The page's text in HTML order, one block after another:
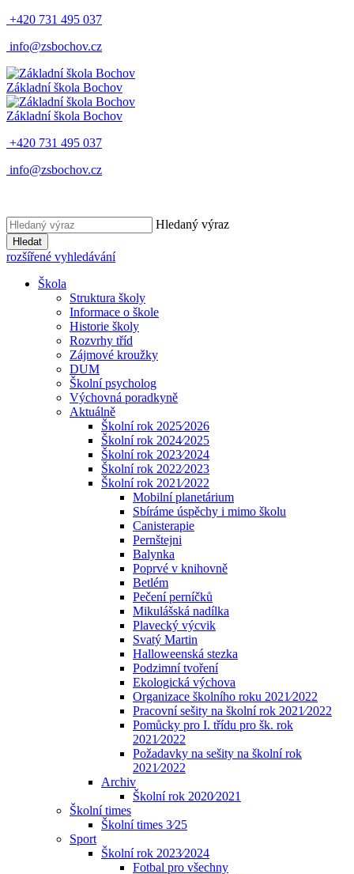
+420 731 495 037
info@zsbochov.cz
Základní škola Bochov
Základní škola Bochov
+420 731 495 037
info@zsbochov.cz
Hledaný výraz
Hledat
rozšířené vyhledávání
Škola
Struktura školy
Informace o škole
Historie školy
Rozvrhy tříd
Zájmové kroužky
DUM
Školní psycholog
Výchovná poradkyně
Aktuálně
Školní rok 2025⁄2026
Školní rok 2024⁄2025
Školní rok 2023⁄2024
Školní rok 2022⁄2023
Školní rok 2021⁄2022
Mobilní planetárium
Sbíráme úspěchy i mimo školu
Canisterapie
Pernštejni
Balynka
Poprvé v knihovně
Betlém
Pečení perníčků
Mikulášská nadílka
Plavecký výcvik
Svatý Martin
Halloweenská stezka
Podzimní tvoření
Ekologická výchova
Organizace školního roku 2021⁄2022
Pracovní sešity na školní rok 2021⁄2022
Pomůcky pro I. třídu pro šk. rok
2021⁄2022
Požadavky na sešity na školní rok
2021⁄2022
Archiv
Školní rok 2020⁄2021
Školní times
Školní times 3⁄25
Sport
Školní rok 2023⁄2024
Fotbal pro všechny